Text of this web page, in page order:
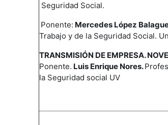
Seguridad Social.
Ponente: Mercedes López
Trabajo y de la Seguridad Social.
TRANSMISIÓN DE EMPRESA.
Ponente. Luis Enrique Nores.
la Seguridad social UV